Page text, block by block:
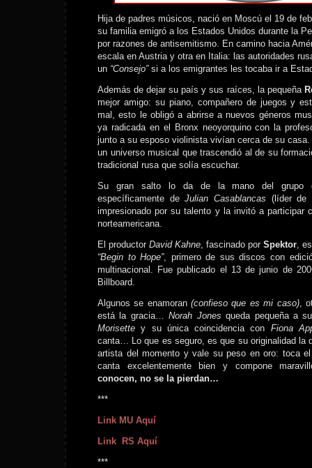
Hija de padres músicos, nació en Moscú el 19 de
su familia emigró a los Estados Unidos durante la
por razones de antisemitismo. En camino hacia
escala en Austria y otra en Italia: las autoridades
un “Consejo”si a los emigrantes les tocaba ir a
Además de dejar su país y sus raíces, la pequeña
mejor amigo: su piano, compañero de juegos y
mal, esto le obligó a abrirse a nuevos géneros
ya radicada en el Bronx neoyorquino con la
junto a su esposo violinista vivían cerca de su
un universo musical que trascendió al de su
tradicional rusa que solía escuchar.
Su gran salto lo da de la mano del
específicamente deJulian Casablancas (líder de
impresionado por su talento y la invitó a participar
norteamericana.
El productor David Kahne, fascinado por Spektor,
“Begin to Hope”, primero de sus discos con
multinacional. Fue publicado el 13 de junio de
Billboard.
Algunos se enamoran(confieso que es mi caso),
está la gracia…Norah Jones queda pequeña a
Morisette y su única coincidencia con Fiona
canta… Lo que es seguro, es que su originalidad la
artista del momento y vale su peso en oro: toca
canta excelentemente bien y compone
conocen, no se la pierdan…
***
Link MU Aquí
Link RS Aquí
***